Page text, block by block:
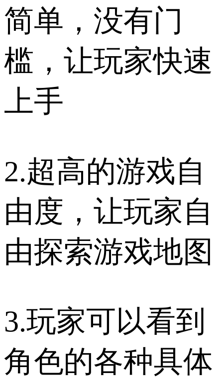
简单，没有门
槛，让玩家快速
上手
2.超高的游戏自
由度，让玩家自
由探索游戏地图
3.玩家可以看到
角色的各种具体